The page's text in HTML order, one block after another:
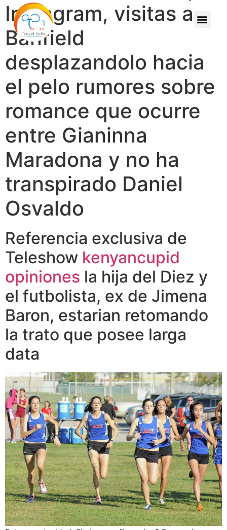
Instagram, visitas a
Banfield
desplazandolo hacia
el pelo rumores sobre
romance que ocurre
entre Gianinna
Maradona y no ha
transpirado Daniel
Osvaldo
Referencia exclusiva de
Teleshow kenyancupid
opiniones la hija del Diez y
el futbolista, ex de Jimena
Baron, estarian retomando
la trato que posee larga
data